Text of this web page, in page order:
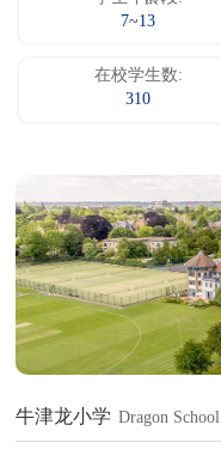
7~13
在校学生数:
310
牛津龙小学 Dragon School